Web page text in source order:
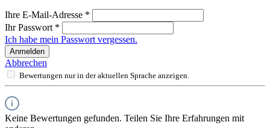
Ihre E-Mail-Adresse *
Ihr Passwort *
Ich habe mein Passwort vergessen.
Anmelden
Abbrechen
Bewertungen nur in der aktuellen Sprache anzeigen.
Keine Bewertungen gefunden. Teilen Sie Ihre Erfahrungen mit